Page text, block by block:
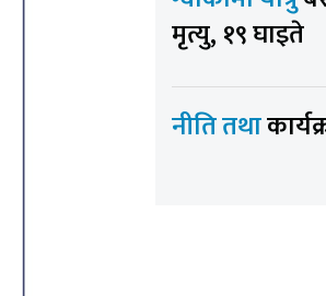
मृत्यु, १९ घाइते
नीति तथा